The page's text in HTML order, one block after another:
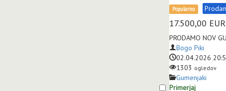
Popularno
17.500,00 EUR
PRODAMO NOV
Bogo Piki
02.04.2026
1303 ogledov
Gumenjaki
Primerjaj